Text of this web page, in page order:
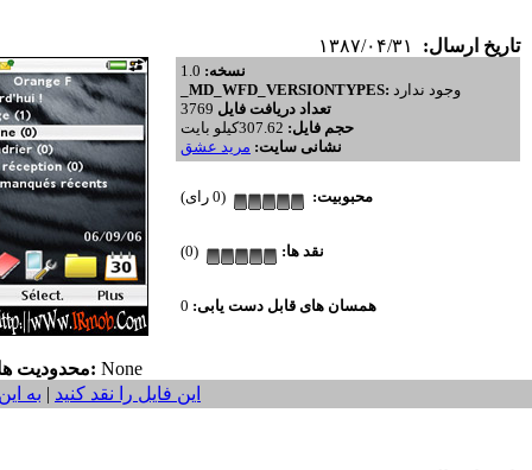
تاریخ ارسال:
نسخه:
_MD_WFD_VERSIONTYPES: وجود ندارد
تعداد دریافت فایل
حجم فایل:
نشانی سایت: مريد عشق
محبوبیت: (0 رای)
نقد ها: (0)
همسان های قابل دست یابی:
محدودیت ها: None
این فایل را نقد کنید | به